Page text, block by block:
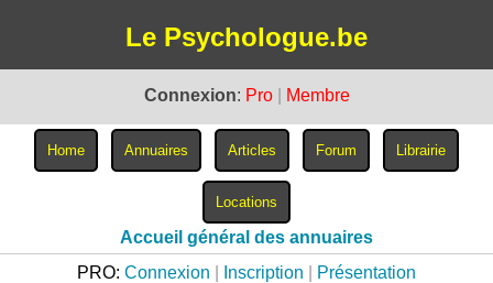
Le Psychologue.be
Connexion: Pro Membre
Accueil général des annuaires
PRO: Connexion Inscription Présentation